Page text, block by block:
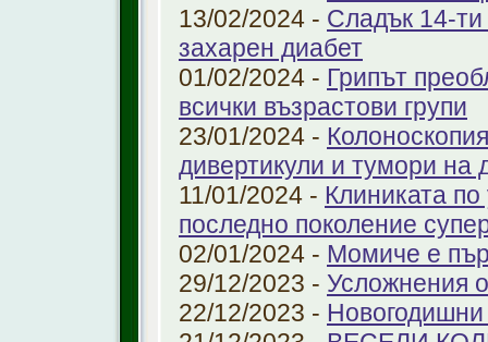
13/02/2024 - Сладък 14-
захарен диабет
01/02/2024 - Грипът
всички възрастови групи
23/01/2024 -
дивертикули и тумори на
11/01/2024 - Клиниката
последно поколение
02/01/2024 - Момиче е
29/12/2023 - Усложнения
22/12/2023 -